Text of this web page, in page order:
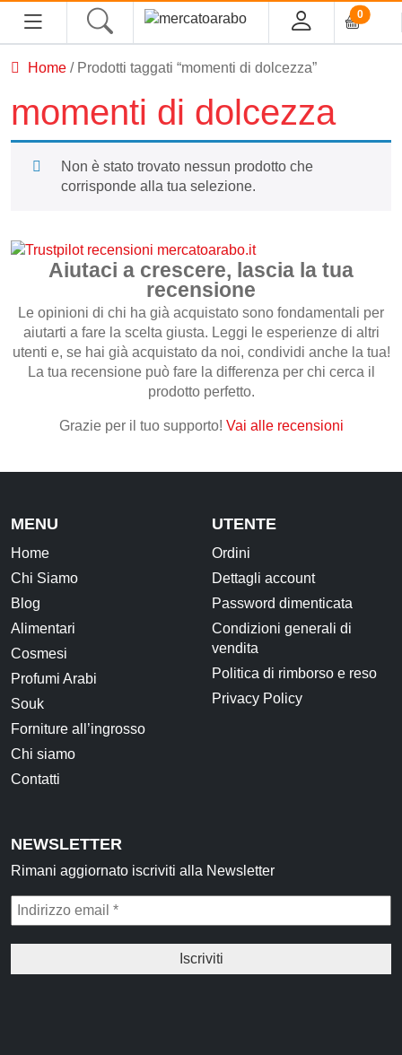
0
Home
Alimentari
Tè, Infusi e Caffè
Condimenti e Conserve
Cous cous, Semola e Cereali
Halawa/Halva
Confetture, Miele, Melasse e Creme Spalmabili
Frutta secca, disidratata e Semi
Cosmesi
Argilla e Fanghi
Oli Essenziali
Make up
Profumi Arabi
Profumi per il corpo
Profumi per l'Ambiente
Home/ Prodotti taggati “momenti di dolcezza”
momenti di dolcezza
Non è stato trovato nessun prodotto che
corrisponde alla tua selezione.
Aiutaci a crescere, lascia la tua
recensione
Le opinioni di chi ha già acquistato sono fondamentali per
aiutarti a fare la scelta giusta. Leggi le esperienze di altri
utenti e, se hai già acquistato da noi, condividi anche la tua!
La tua recensione può fare la differenza per chi cerca il
prodotto perfetto.
Grazie per il tuo supporto! Vai alle recensioni
MENU
Home
Chi Siamo
Blog
Alimentari
Cosmesi
Profumi Arabi
Souk
Forniture all’ingrosso
Chi siamo
Contatti
UTENTE
Ordini
Dettagli account
Password dimenticata
Condizioni generali di
vendita
Politica di rimborso e reso
Privacy Policy
NEWSLETTER
Rimani aggiornato iscriviti alla Newsletter